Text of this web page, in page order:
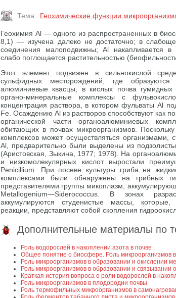
Тема: Геохимические функции
Геохимия Al — одного из распространенных в
8,1) — изучена далеко не достаточно; в
соединения малоподвижны; Аl накапливается в
слабо поглощается растительностью
Этот элемент подвижен в сильнокислой
сульфидных месторождений, где
алюминиевые квасцы, в кислых почва гумидных
органо-минеральные комплексы с
концентрация раствора, в котором фульваты Аl
Fe. Осаждению Аl из растворов способствуют как
органической части органоалюминиевых
обитающих в почвах микроорганизмов.
комплексов может осуществляться организмами,
Аl, предварительно были выделены из
(Аристовская, Зыкина, 1977; 1978). На
и низкомолекулярных кислот выростали
Penicillium. При посеве культуры гриба на
комплексами были обнаружены на грибных
представителями группы микоплазм,
Metallogenium—Siderococcus. В зонах
аккумулируются студенистые массы,
реакции, представляют собой скопления
Дополнительные материалы по
Роль водорослей в накоплении азота в почве
Общее понятие о биосфере. Роль микроорганизмов
Роль микроорганизмов в образовании и окислении
Роль микроорганизмов в образовании и связывании
Краткая история вопроса о роли водорослей в
Роль микроорганизмов в плодородии почвы
Роль термофильных микроорганизмов в